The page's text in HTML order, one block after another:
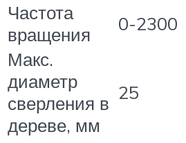
Частота
вращения
0-2300
Макс.
диаметр
сверления в
дереве, мм
25